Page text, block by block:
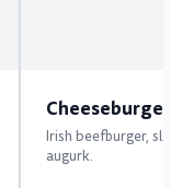
Cheeseburger
Irish beefburger,
augurk.